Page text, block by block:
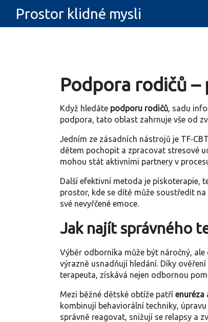
Prostor klidné mysli
Podpora rodičů
Když hledáte podporu rodičů, sadu
podpora, tato oblast zahrnuje vše od
Jedním ze zásadních nástrojů je TF‑CBT
dětem pochopit a zpracovat stresové
mohou stát aktivními partnery v
Další efektivní metoda je pískoterapie,
prostor, kde se dítě může soustředit
své nevyřčené emoce.
Jak najít správného
Výběr odborníka může být náročný, ale
výrazně usnadňují hledání. Díky
terapeuta, získává nejen odbornou
Mezi běžné dětské obtíže patří enuréza
kombinují behaviorální techniky,
správně reagovat, snižují se relapsy a